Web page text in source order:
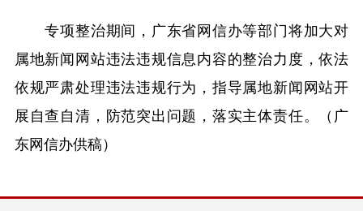
专项整治期间，广东省网信办等部门将加大对
属地新闻网站违法违规信息内容的整治力度，依法
依规严肃处理违法违规行为，指导属地新闻网站开
展自查自清，防范突出问题，落实主体责任。（广
东网信办供稿）